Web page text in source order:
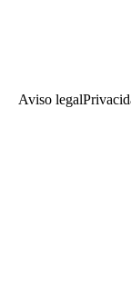
Aviso legal